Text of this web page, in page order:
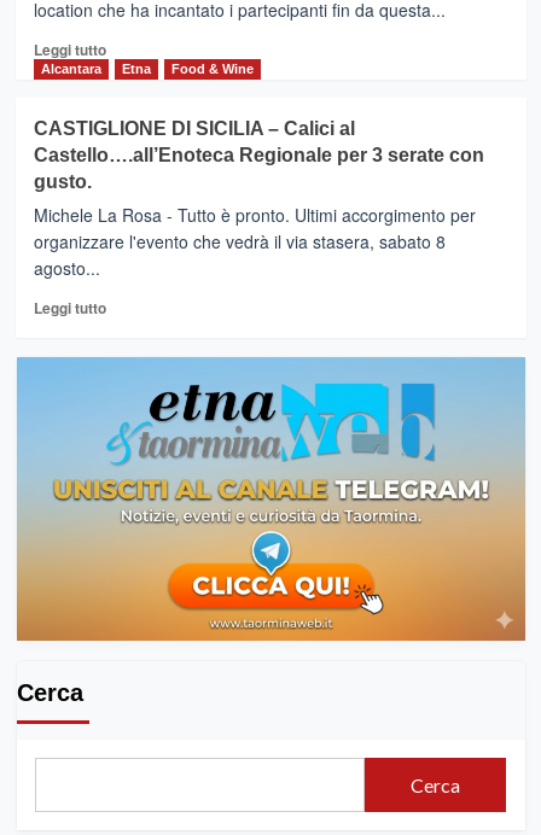
del
Film
per
ricordo
di
Cingari
location che ha incantato i partecipanti fin da questa...
Leggi tuttoLeggi
ETNA
–
l’enoturismo.
“Filari
Divini”…
Alcantara Etna Food & Wine
CASTIGLIONE DI SICILIA – Calici al
Castello….all’Enoteca Regionale per 3 serate con
gusto.
Michele La Rosa - Tutto è pronto. Ultimi accorgimento per
organizzare l'evento che vedrà il via stasera, sabato 8
agosto...
Leggi tuttoLeggi
CASTIGLIONE
SICILIA
–
Calici
Castello….all’Enoteca
con
Cerca
Cerca